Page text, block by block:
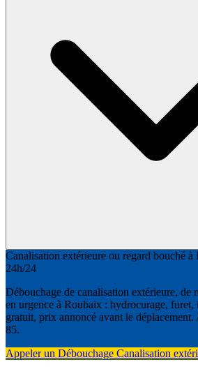
Canalisation extérieure ou regard bouché
24h/24
Débouchage de canalisation extérieure, de
en urgence à Roubaix : hydrocurage,
gratuit, prix annoncé avant le
85.
Appeler un Débouchage Canalisation